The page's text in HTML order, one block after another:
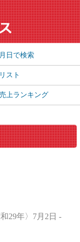
29年〉7月2日 -
日で検索
スト
上ランキング